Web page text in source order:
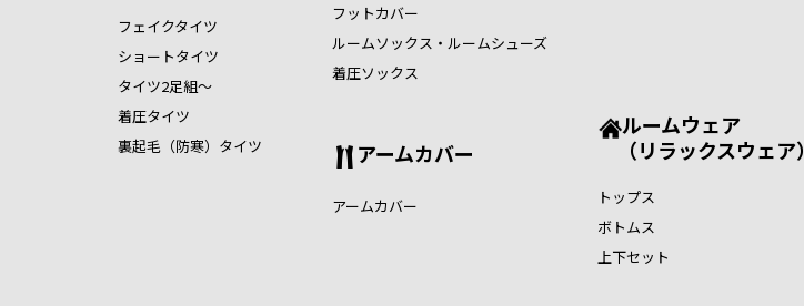
フェイクタイツ
ショートタイツ
タイツ2足組～
着圧タイツ
裏起毛（防寒）タイツ
フットカバー
ルームソックス・ルームシューズ
着圧ソックス
アームカバー
アームカバー
ルームウェア
（リラックスウェア）
トップス
ボトムス
上下セット